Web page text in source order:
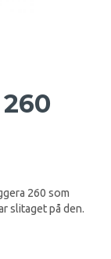
260 som
slitaget på den.